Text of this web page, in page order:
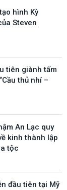
hình Kỳ
Steven
tiên giành tấm
thủ nhí –
An Lạc quy
kinh thành lập
tộc
đầu tiên tại Mỹ